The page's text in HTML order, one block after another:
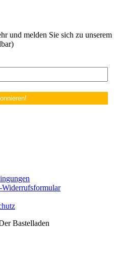
und melden Sie sich zu unserem
Bastelladen